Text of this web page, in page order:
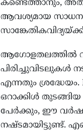
കണ്ടെത്താനും, അത്
ആവശ്യമായ
ആഗോളതലത്തിൽ
പിരിച്ചുവിടലുകൾ
എന്നതും
ഒറാക്കിൾ തുടങ്ങിയ
പേർക്കും, ഈ
നഷ്ടമായിട്ടുണ്ട്.